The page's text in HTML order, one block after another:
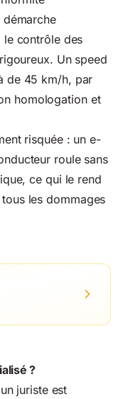
contrôle des
Un speed
de 45 km/h, par
homologation et
risquée : un e-
roule sans
ce qui le rend
les dommages
?
juriste est